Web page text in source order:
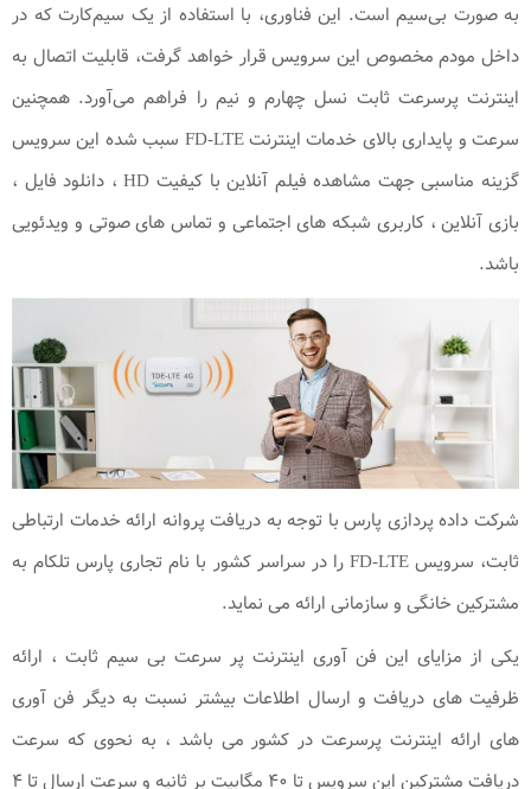
به صورت بی‌سیم است. این فناوری، با استفاده از یک سیم‌کارت که در
داخل مودم مخصوص این سرویس قرار خواهد گرفت، قابلیت اتصال به
اینترنت پرسرعت ثابت نسل چهارم و نیم را فراهم می‌آورد. همچنین
سرعت و پایداری بالای خدمات اینترنت FD-LTE سبب شده این سرویس
گزینه مناسبی جهت مشاهده فیلم آنلاین با کیفیت HD ، دانلود فایل ،
بازی آنلاین ، کاربری شبکه های اجتماعی و تماس های صوتی و ویدئویی
باشد.
شرکت داده پردازی پارس با توجه به دریافت پروانه ارائه خدمات ارتباطی
ثابت، سرویس FD-LTE را در سراسر کشور با نام تجاری پارس تلکام به
مشترکین خانگی و سازمانی ارائه می نماید.
یکی از مزایای این فن آوری اینترنت پر سرعت بی سیم ثابت ، ارائه
ظرفیت های دریافت و ارسال اطلاعات بیشتر نسبت به دیگر فن آوری
های ارائه اینترنت پرسرعت در کشور می باشد ، به نحوی که سرعت
دریافت مشترکین این سرویس تا ۴۰ مگابیت بر ثانیه و سرعت ارسال تا ۴